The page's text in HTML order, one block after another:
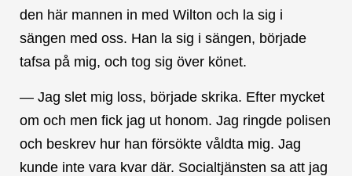
den här mannen in med Wilton och la sig i
sängen med oss. Han la sig i sängen, började
tafsa på mig, och tog sig över könet.
— Jag slet mig loss, började skrika. Efter mycket
om och men fick jag ut honom. Jag ringde polisen
och beskrev hur han försökte våldta mig. Jag
kunde inte vara kvar där. Socialtjänsten sa att jag